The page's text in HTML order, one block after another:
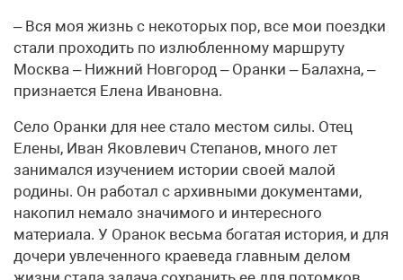
– Вся моя жизнь с некоторых пор, все мои поездки
стали проходить по излюбленному маршруту
Москва – Нижний Новгород – Оранки – Балахна, –
признается Елена Ивановна.
Село Оранки для нее стало местом силы. Отец
Елены, Иван Яковлевич Степанов, много лет
занимался изучением истории своей малой
родины. Он работал с архивными документами,
накопил немало значимого и интересного
материала. У Оранок весьма богатая история, и для
дочери увлеченного краеведа главным делом